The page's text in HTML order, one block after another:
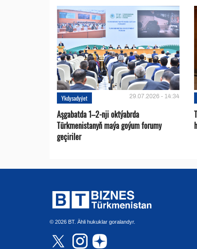
Ykdysadyýet 29.07.2026 - 14:34
Aşgabatda 1–2-nji oktýabrda
Türkmenistanyň maýa goýum forumy
geçiriler
© 2026 BT. Ähli hukuklar goralandyr.